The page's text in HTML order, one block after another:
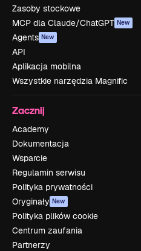
Zasoby stockowe
MCP dla Claude/ChatGPT New
Agents New
API
Aplikacja mobilna
Wszystkie narzędzia Magnific
Zacznij
Academy
Dokumentacja
Wsparcie
Regulamin serwisu
Polityka prywatności
Oryginały New
Polityka plików cookie
Centrum zaufania
Partnerzy